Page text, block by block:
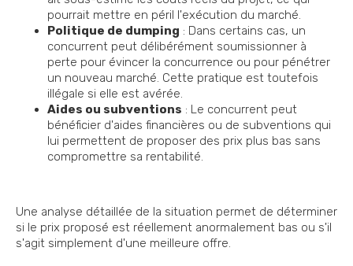
pourrait mettre en péril l'exécution du marché.
Politique de dumping : Dans certains cas, un
concurrent peut délibérément soumissionner à
perte pour évincer la concurrence ou pour pénétrer
un nouveau marché. Cette pratique est toutefois
illégale si elle est avérée.
Aides ou subventions : Le concurrent peut
bénéficier d'aides financières ou de subventions qui
lui permettent de proposer des prix plus bas sans
compromettre sa rentabilité.
Une analyse détaillée de la situation permet de déterminer
si le prix proposé est réellement anormalement bas ou s'il
s'agit simplement d'une meilleure offre.